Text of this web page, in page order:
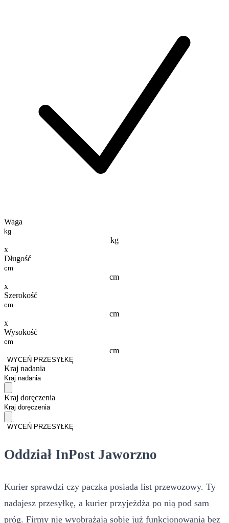
Waga
kg
x
Długość
cm
x
Szerokość
cm
x
Wysokość
cm
WYCEŃ PRZESYŁKĘ
Kraj nadania
Kraj doręczenia
WYCEŃ PRZESYŁKĘ
Oddział InPost Jaworzno
Kurier sprawdzi czy paczka posiada list przewozowy. Ty
nadajesz przesyłkę, a kurier przyjeżdża po nią pod sam
próg. Firmy nie wyobrażają sobie już funkcjonowania bez